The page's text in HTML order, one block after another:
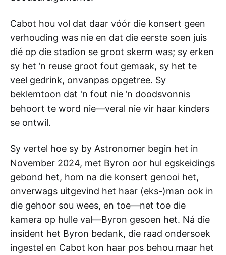
Cabot hou vol dat daar vóór die konsert geen
verhouding was nie en dat die eerste soen juis
dié op die stadion se groot skerm was; sy erken
sy het ’n reuse groot fout gemaak, sy het te
veel gedrink, onvanpas opgetree. Sy
beklemtoon dat 'n fout nie ’n doodsvonnis
behoort te word nie—veral nie vir haar kinders
se ontwil.
Sy vertel hoe sy by Astronomer begin het in
November 2024, met Byron oor hul egskeidings
gebond het, hom na die konsert genooi het,
onverwags uitgevind het haar (eks-)man ook in
die gehoor sou wees, en toe—net toe die
kamera op hulle val—Byron gesoen het. Ná die
insident het Byron bedank, die raad ondersoek
ingestel en Cabot kon haar pos behou maar het